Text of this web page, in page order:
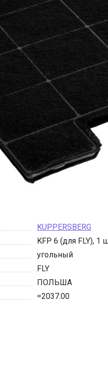
KUPPERSBERG
KFP 6 (для FLY), 1
угольный
FLY
ПОЛЬША
=2037.00